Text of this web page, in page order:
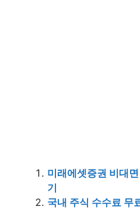
미래에셋증권 비대
기
국내 주식 수수료 무